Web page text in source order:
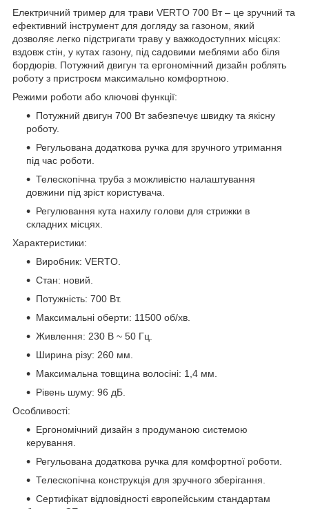
Електричний тример для трави VERTO 700 Вт – це зручний та
ефективний інструмент для догляду за газоном, який
дозволяє легко підстригати траву у важкодоступних місцях:
вздовж стін, у кутах газону, під садовими меблями або біля
бордюрів. Потужний двигун та ергономічний дизайн роблять
роботу з пристроєм максимально комфортною.
Режими роботи або ключові функції:
Потужний двигун 700 Вт забезпечує швидку та якісну
роботу.
Регульована додаткова ручка для зручного утримання
під час роботи.
Телескопічна труба з можливістю налаштування
довжини під зріст користувача.
Регулювання кута нахилу голови для стрижки в
складних місцях.
Характеристики:
Виробник: VERTO.
Стан: новий.
Потужність: 700 Вт.
Максимальні оберти: 11500 об/хв.
Живлення: 230 В ~ 50 Гц.
Ширина різу: 260 мм.
Максимальна товщина волосіні: 1,4 мм.
Рівень шуму: 96 дБ.
Особливості:
Ергономічний дизайн з продуманою системою
керування.
Регульована додаткова ручка для комфортної роботи.
Телескопічна конструкція для зручного зберігання.
Сертифікат відповідності європейським стандартам